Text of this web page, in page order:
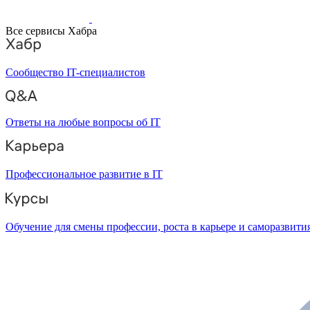
Все сервисы Хабра
Сообщество IT-специалистов
Ответы на любые вопросы об IT
Профессиональное развитие в IT
Обучение для смены профессии, роста в карьере и